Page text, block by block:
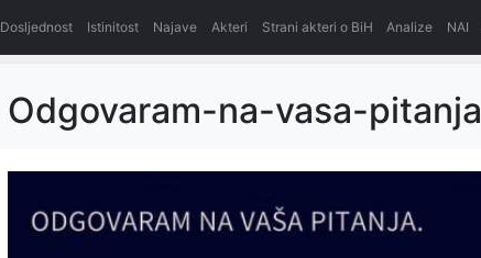
Dosljednost Istinitost Najave Akteri Strani akteri o BiH Analize NAI
Odgovaram-na-vasa-pitanja